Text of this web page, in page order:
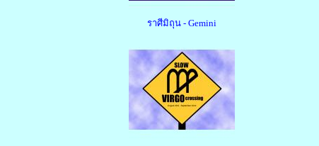
ราศีมิถุน - Gemini